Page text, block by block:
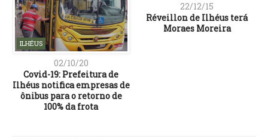
ILHÉUS
02/10/20
Covid-19: Prefeitura de
Ilhéus notifica empresas de
ônibus para o retorno de
100% da frota
22/12/15
Réveillon de Ilhéus terá
Moraes Moreira